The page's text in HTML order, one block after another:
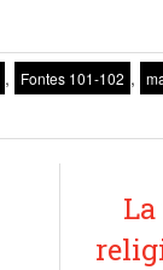
, Fontes 101-102 ,